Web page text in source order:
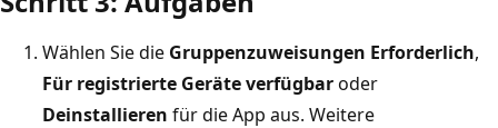
Wählen Sie die Gruppenzuweisungen Erforderlich,
Für registrierte Geräte verfügbaroder
Deinstallieren für die App aus. Weitere